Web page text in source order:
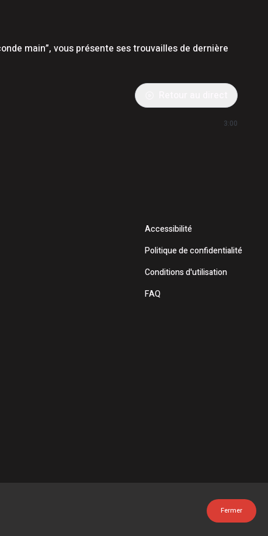
main”, vous présente ses trouvailles de dernière
3:00
Accessibilité
Politique de confidentialité
Conditions d'utilisation
FAQ
Fermer